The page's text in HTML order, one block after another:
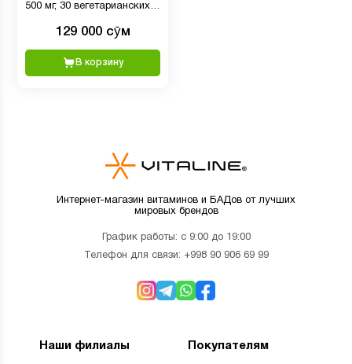
500 мг, 30 вегетарианских
129 000 сӯм
В корзину
Интернет-магазин витаминов и БАДов от лучших
мировых брендов
График работы: с 9:00 до 19:00
Телефон для связи: +998 90 906 69 99
Наши филиалы Покупателям